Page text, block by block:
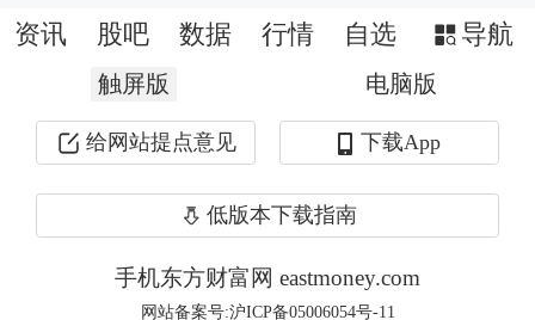
强调做好养老金融等“五篇大文章”；
2025年1月份，中共中央、国务院发布
《关于深化养老服务改革发展的意见》
强调“拓展养老服务信托业务”。这些顶
层设计为不动产信托带来发展曙光。
地方试点迅速落实。2024年底，北京市
资讯 股吧 数据 行情 自选 导航
触屏版 电脑版
给网站提点意见 下载App
低版本下载指南
手机东方财富网 eastmoney.com
网站备案号:沪ICP备05006054号-11